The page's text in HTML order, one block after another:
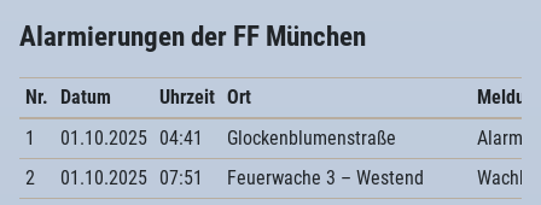
Alarmierungen der FF München
Nr. Datum Uhrzeit Ort
1
01.10.2025 04:41 Glockenblumenstraße
2
01.10.2025 07:51 Feuerwache 3 – Westend